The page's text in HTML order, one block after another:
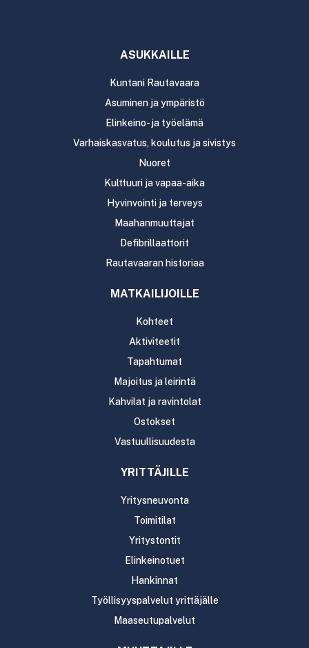
ASUKKAILLE
Kuntani Rautavaara
Asuminen ja ympäristö
Elinkeino- ja työelämä
Varhaiskasvatus, koulutus ja sivistys
Nuoret
Kulttuuri ja vapaa-aika
Hyvinvointi ja terveys
Maahanmuuttajat
Defibrillaattorit
Rautavaaran historiaa
MATKAILIJOILLE
Kohteet
Aktiviteetit
Tapahtumat
Majoitus ja leirintä
Kahvilat ja ravintolat
Ostokset
Vastuullisuudesta
YRITTÄJILLE
Yritysneuvonta
Toimitilat
Yritystontit
Elinkeinotuet
Hankinnat
Työllisyyspalvelut yrittäjälle
Maaseutupalvelut